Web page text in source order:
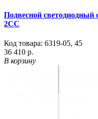
Подвесной светодиодный
2CC
Код товара: 6319-05, 45
36 410 р.
В корзину